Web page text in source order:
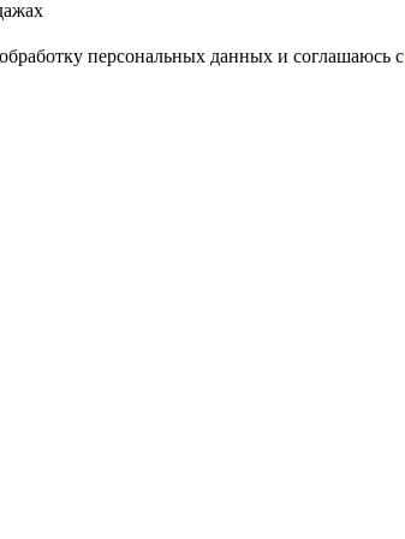
персональных данных и соглашаюсь с